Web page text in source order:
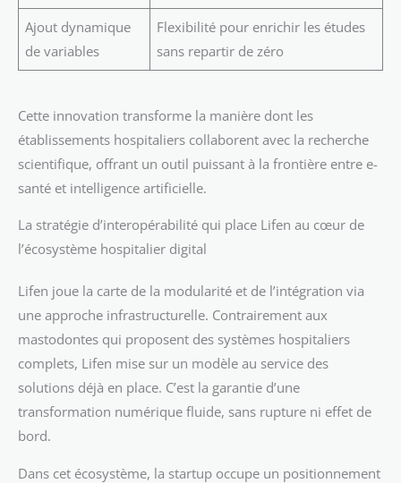
Ajout dynamique
de variables
Flexibilité pour enrichir les études
sans repartir de zéro
Cette innovation transforme la manière dont les
établissements hospitaliers collaborent avec la recherche
scientifique, offrant un outil puissant à la frontière entre e-
santé et intelligence artificielle.
La stratégie d’interopérabilité qui place Lifen au cœur de
l’écosystème hospitalier digital
Lifen joue la carte de la modularité et de l’intégration via
une approche infrastructurelle. Contrairement aux
mastodontes qui proposent des systèmes hospitaliers
complets, Lifen mise sur un modèle au service des
solutions déjà en place. C’est la garantie d’une
transformation numérique fluide, sans rupture ni effet de
bord.
Dans cet écosystème, la startup occupe un positionnement